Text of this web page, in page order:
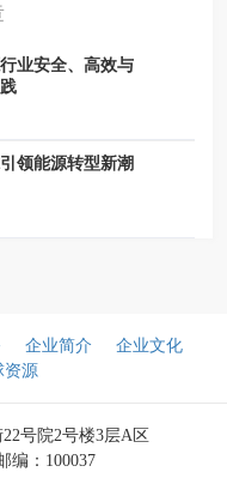
业安全、高效与
领能源转型新潮
企业简介
企业文化
资源
号院2号楼3层A区
编：100037